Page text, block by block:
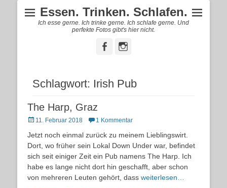
Essen. Trinken. Schlafen.
Ich esse gerne. Ich trinke gerne. Ich schlafe gerne. Und
perfekte Fotos gibt's hier nicht.
FacebookInstagram
Schlagwort: Irish Pub
The Harp, Graz
Posted
11. Februar 2018 1 Kommentar
Jetzt noch einmal zurück zu meinem Lieblingswirt.
Dort, wo früher sein Lokal Down Under war, befindet
sich seit einiger Zeit ein Pub namens The Harp. Ich
habe es lange nicht dort hin geschafft, aber schon
von mehreren Leuten gehört, dass weiterlesen…